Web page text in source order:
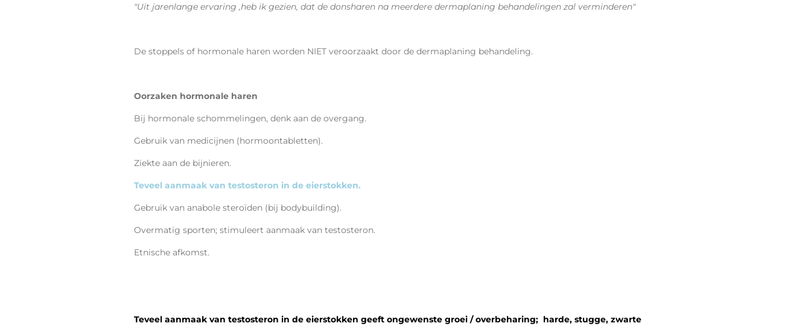
"Uit jarenlange ervaring ,heb ik gezien, dat de donsharen na meerdere dermaplaning behandelingen zal verminderen"
De stoppels of hormonale haren worden NIET veroorzaakt door de dermaplaning behandeling.
Oorzaken hormonale haren
Bij hormonale schommelingen, denk aan de overgang.
Gebruik van medicijnen (hormoontabletten).
Ziekte aan de bijnieren.
Teveel aanmaak van testosteron in de eierstokken.
Gebruik van anabole steroïden (bij bodybuilding).
Overmatig sporten; stimuleert aanmaak van testosteron.
Etnische afkomst.
Teveel aanmaak van testosteron in de eierstokken geeft ongewenste groei / overbeharing; harde, stugge, zwarte